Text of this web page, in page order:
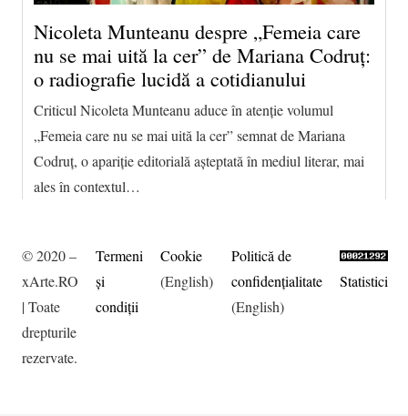
Nicoleta Munteanu despre „Femeia care
nu se mai uită la cer” de Mariana Codruț:
o radiografie lucidă a cotidianului
Criticul Nicoleta Munteanu aduce în atenție volumul
„Femeia care nu se mai uită la cer” semnat de Mariana
Codruț, o apariție editorială așteptată în mediul literar, mai
ales în contextul…
© 2020 –
xArte.RO
| Toate
drepturile
rezervate.
Termeni
şi
condiţii
Cookie
(English)
Politică de
confidențialitate
(English)
Statistici